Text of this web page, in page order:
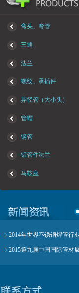
弯头、弯管
三通
法兰
螺纹、承插件
异径管（大小头）
管帽
钢管
铝管件法兰
马鞍座
2014年世界不锈钢焊管行
2015第九届中国国际管材